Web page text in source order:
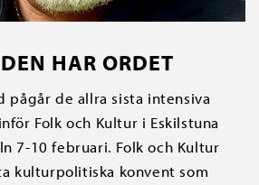
HAR ORDET
pågår de allra sista intensiva
Folk och Kultur i Eskilstuna
7-10 februari. Folk och Kultur
kulturpolitiska konvent som